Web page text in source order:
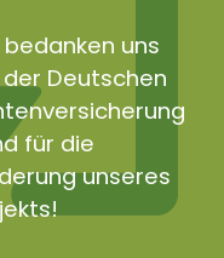
bedanken uns
Deutschen
für die
unseres